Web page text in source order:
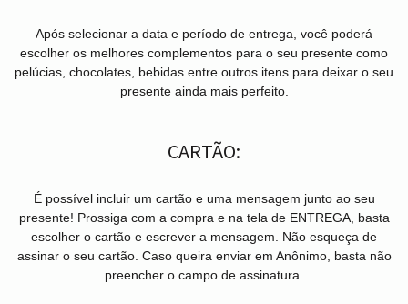
Após selecionar a data e período de entrega, você poder
escolher os melhores complementos para o seu presente como
pelúcias, chocolates, bebidas entre outros itens para deixar o seu
presente ainda mais perfeito.
CARTÃO:
É possível incluir um cartão e uma mensagem junto ao seu
presente! Prossiga com a compra e na tela de ENTREGA, basta
escolher o cartão e escrever a mensagem. Não esqueça de
assinar o seu cartão. Caso queira enviar em Anônimo, basta não
preencher o campo de assinatura.